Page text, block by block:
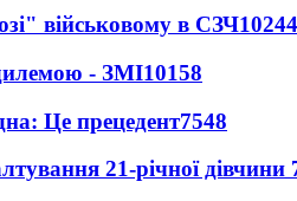
військовому в СЗЧ10244
- ЗМІ10158
Це прецедент7548
21-річної дівчини